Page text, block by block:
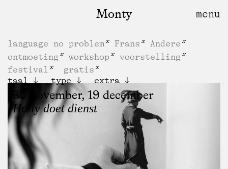
Monty
language no problem Frans
Andere
ontmoeting
workshop
voorstelling
festival
gratis
taal
type extra
30 november, 19 december
Holly doet dienst